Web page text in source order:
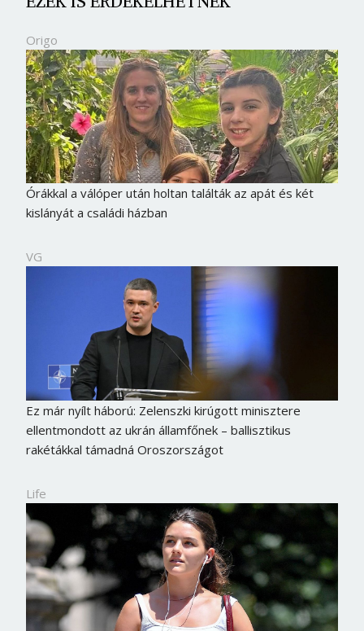
Origo
Órákkal a válóper után holtan találták az apát és két
kislányát a családi házban
VG
Ez már nyílt háború: Zelenszki kirúgott minisztere
ellentmondott az ukrán államfőnek – ballisztikus
rakétákkal támadná Oroszországot
Life